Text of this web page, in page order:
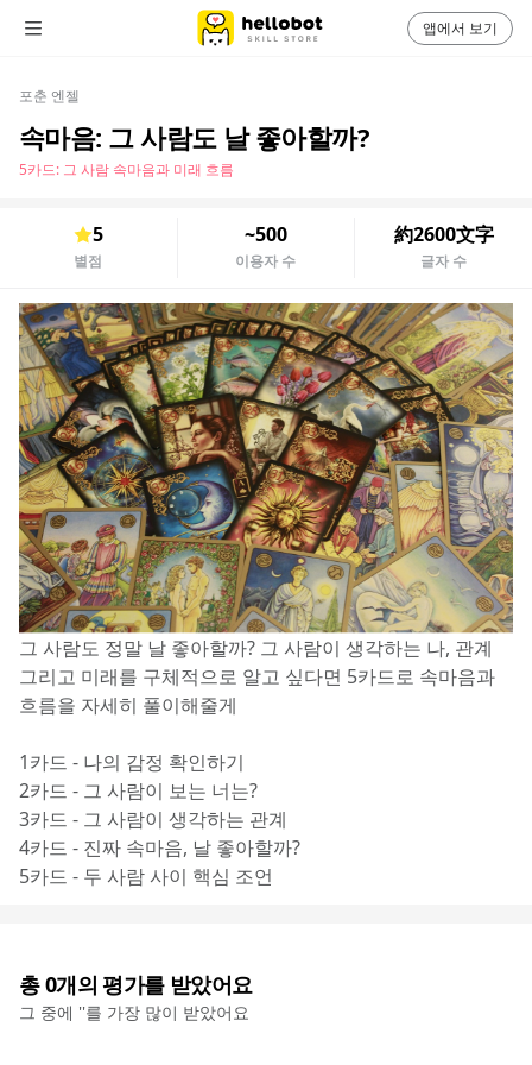
포춘 엔젤
속마음: 그 사람도 날 좋아할까?
5카드: 그 사람 속마음과 미래 흐름
5
별점
~500
이용자 수
約2600文字
글자 수
그 사람도 정말 날 좋아할까? 그 사람이 생각하는 나, 관계
그리고 미래를 구체적으로 알고 싶다면 5카드로 속마음과
흐름을 자세히 풀이해줄게
1카드 - 나의 감정 확인하기
2카드 - 그 사람이 보는 너는?
3카드 - 그 사람이 생각하는 관계
4카드 - 진짜 속마음, 날 좋아할까?
5카드 - 두 사람 사이 핵심 조언
총0개의 평가를 받았어요
그 중에 ''를 가장 많이 받았어요
앱에서 보기